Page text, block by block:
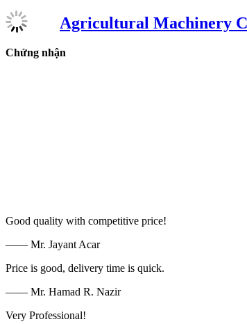
Agricultural Machinery
Chứng nhận
Good quality with competitive price!
—— Mr. Jayant Acar
Price is good, delivery time is quick.
—— Mr. Hamad R. Nazir
Very Professional!